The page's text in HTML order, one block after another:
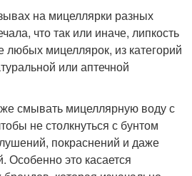
на мицеллярки разных
что так или иначе, липкость
любых мицеллярок, из категорий
или аптечной
смывать мицеллярную воду с
не столкнуться с бунтом
покраснений и даже
Особенно это касается